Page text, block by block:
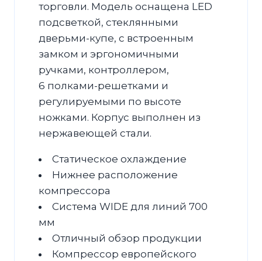
торговли. Модель оснащена LED
подсветкой, стеклянными
дверьми-купе, с встроенным
замком и эргономичными
ручками, контроллером,
6 полками-решетками и
регулируемыми по высоте
ножками. Корпус выполнен из
нержавеющей стали.
Статическое охлаждение
Нижнее расположение
компрессора
Система WIDE для линий 700
мм
Отличный обзор продукции
Компрессор европейского